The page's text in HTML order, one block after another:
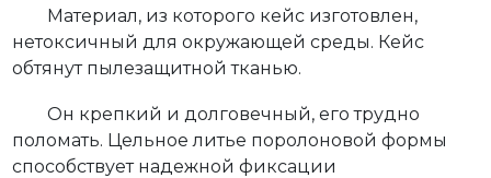
Материал, из которого кейс изготовлен,
нетоксичный для окружающей среды. Кейс
обтянут пылезащитной тканью.
Он крепкий и долговечный, его трудно
поломать. Цельное литье поролоновой формы
способствует надежной фиксации